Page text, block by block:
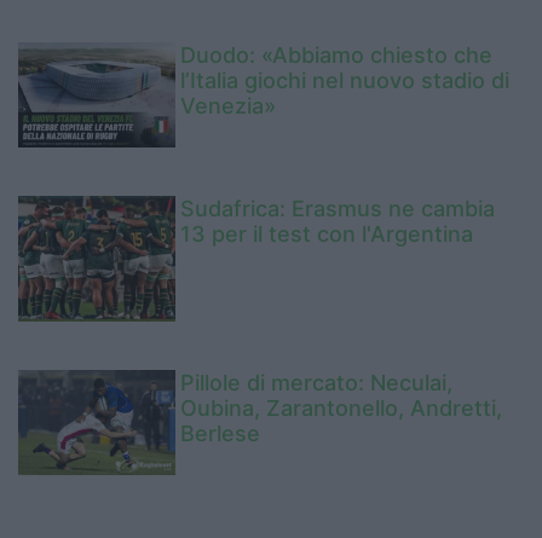
Duodo: «Abbiamo chiesto che
l’Italia giochi nel nuovo stadio di
Venezia»
Sudafrica: Erasmus ne cambia
13 per il test con l'Argentina
Pillole di mercato: Neculai,
Oubina, Zarantonello, Andretti,
Berlese